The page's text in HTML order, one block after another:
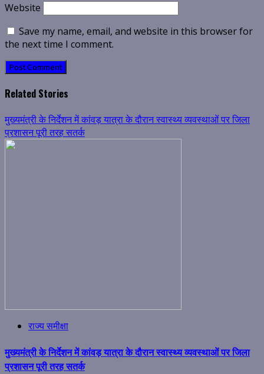
Website
Save my name, email, and website in this browser for
the next time I comment.
Related Stories
मुख्यमंत्री के निर्देशन में कांवड़ यात्रा के दौरान स्वास्थ्य व्यवस्थाओं पर जिला
प्रशासन पूरी तरह सतर्क
राज्य समीक्षा
मुख्यमंत्री के निर्देशन में कांवड़ यात्रा के दौरान स्वास्थ्य व्यवस्थाओं पर जिला
प्रशासन पूरी तरह सतर्क